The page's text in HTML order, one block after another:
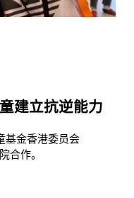
建立抗逆能力
基金香港委员会
合作。